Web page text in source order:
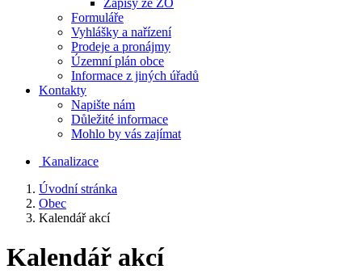
Zápisy ze ZO
Formuláře
Vyhlášky a nařízení
Prodeje a pronájmy
Územní plán obce
Informace z jiných úřadů
Kontakty
Napište nám
Důležité informace
Mohlo by vás zajímat
Kanalizace
Úvodní stránka
Obec
Kalendář akcí
Kalendář akcí